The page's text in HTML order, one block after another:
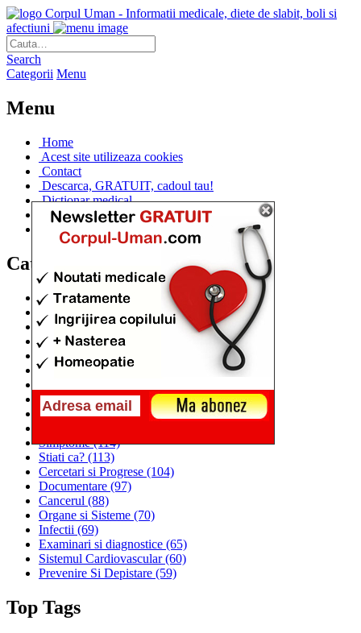
Corpul Uman - Informatii medicale, diete de slabit, boli si
afectiuni
Search
Categorii Menu
Menu
Home
Acest site utilizeaza cookies
Contact
Descarca, GRATUIT, cadoul tau!
Dictionar medical
Dr. Cristina IANUC
Linkuri utile
Categorii
Diete si cure de slabire
(706)
Afectiuni si Boli
(401)
Corpul de la A la Z(315)
Medicina Naturista
Anatomie
(295)
Alimentatia(259)
Sanatatea si Preventia(170)
Interventii si Tratamente(167)
Simptome(114)
Stiati ca? (113)
Cercetari si Progrese (104)
Documentare (97)
Cancerul (88)
Organe si Sisteme (70)
Infectii (69)
Examinari si diagnostice (65)
Sistemul Cardiovascular(60)
Prevenire Si Depistare (59)
Top Tags